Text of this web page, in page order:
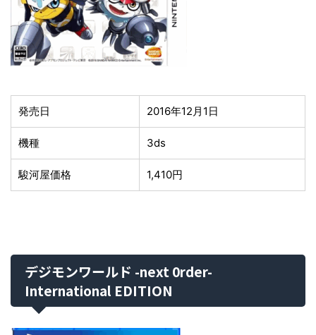
発売日 2016年12月1日
機種 3ds
駿河屋価格 1,410円
デジモンワールド -next 0rder-
International EDITION